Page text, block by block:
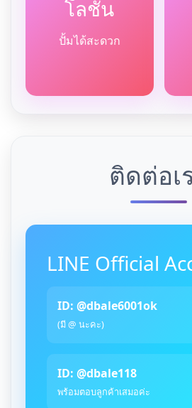
โลชั่น
ปั้มได้สะดวก
ติดต่อเ
LINE Official
ID: @dbale6001ok
(มี @ นะคะ)
ID: @dbale118
พร้อมตอบลูกค้าเสมอค่ะ